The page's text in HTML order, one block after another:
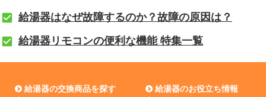
給湯器はなぜ故障するのか？故障の原因は？
給湯器リモコンの便利な機能 特集一覧
給湯器の交換商品を探す 給湯器のお役立ち情報